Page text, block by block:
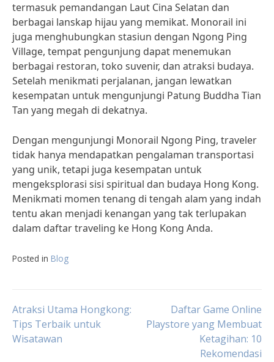
termasuk pemandangan Laut Cina Selatan dan
berbagai lanskap hijau yang memikat. Monorail ini
juga menghubungkan stasiun dengan Ngong Ping
Village, tempat pengunjung dapat menemukan
berbagai restoran, toko suvenir, dan atraksi budaya.
Setelah menikmati perjalanan, jangan lewatkan
kesempatan untuk mengunjungi Patung Buddha Tian
Tan yang megah di dekatnya.
Dengan mengunjungi Monorail Ngong Ping, traveler
tidak hanya mendapatkan pengalaman transportasi
yang unik, tetapi juga kesempatan untuk
mengeksplorasi sisi spiritual dan budaya Hong Kong.
Menikmati momen tenang di tengah alam yang indah
tentu akan menjadi kenangan yang tak terlupakan
dalam daftar traveling ke Hong Kong Anda.
Posted in Blog
Post
navigation
Atraksi Utama Hongkong:
Tips Terbaik untuk
Wisatawan
Daftar Game Online
Playstore yang Membuat
Ketagihan: 10
Rekomendasi